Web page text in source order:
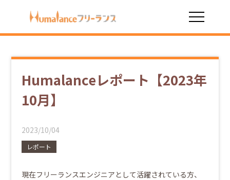
HOME お役立ち情報
Humalanceレポート【2023年
10月】
2023/10/04
レポート
現在フリーランスエンジニアとして活躍されている方、